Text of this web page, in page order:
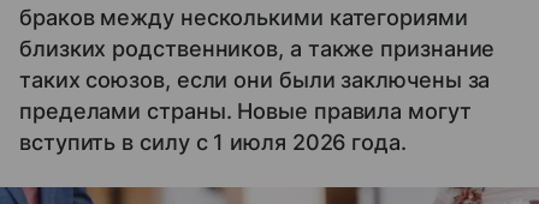
браков между несколькими категориями
близких родственников, а также признание
таких союзов, если они были заключены за
пределами страны. Новые правила могут
вступить в силу с 1 июля 2026 года.